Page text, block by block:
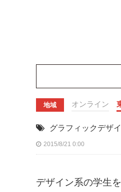
地域 オンライン
グラフィックデザ
2015/8/21 0:00
デザイン系の学生